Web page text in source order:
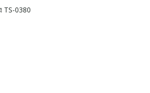
TS-0380